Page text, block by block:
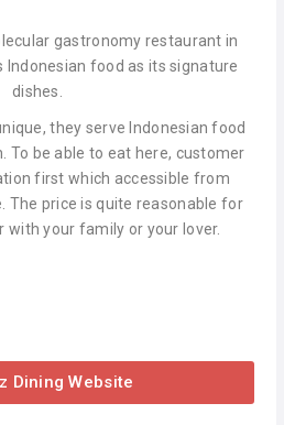
gastronomy restaurant in
Indonesian food as its signature
dishes.
they serve Indonesian food
To be able to eat here, customer
first which accessible from
The price is quite reasonable for
with your family or your lover.
Dining Website